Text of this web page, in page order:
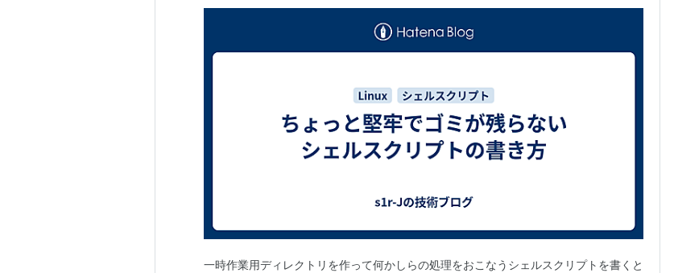
一時作業用ディレクトリを作って何かしらの処理をおこなうシェルスクリプトを書くと